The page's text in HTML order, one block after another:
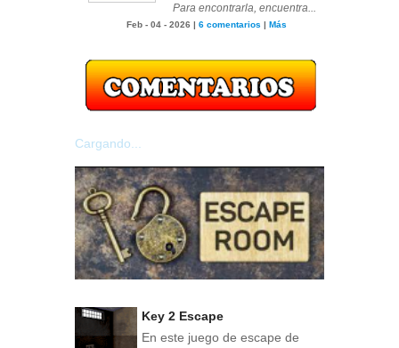
Para encontrarla, encuentra...
Feb - 04 - 2026 | 6 comentarios | Más
Cargando...
Key 2 Escape
En este juego de escape de